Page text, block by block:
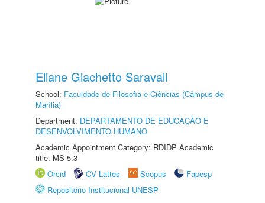
Eliane Giachetto Saravali
School: Faculdade de Filosofia e Ciências (Câmpus de
Marília)
Department: DEPARTAMENTO DE EDUCAÇÃO E
DESENVOLVIMENTO HUMANO
Academic Appointment Category: RDIDP Academic
title: MS-5.3
Orcid
CV Lattes Scopus
Fapesp
Repositório Institucional UNESP